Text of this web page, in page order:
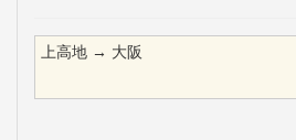
上高地 → 大阪